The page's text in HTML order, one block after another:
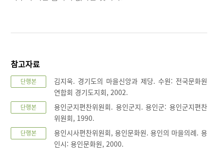
참고자료
단행본
김지욱. 경기도의 마을신앙과 제당. 수원: 전국문화원
연합회 경기도지회, 2002.
단행본
용인군지편찬위원회. 용인군지. 용인군: 용인군지편찬
위원회, 1990.
단행본
용인시사편찬위원회, 용인문화원. 용인의 마을의례. 용
인시: 용인문화원, 2000.